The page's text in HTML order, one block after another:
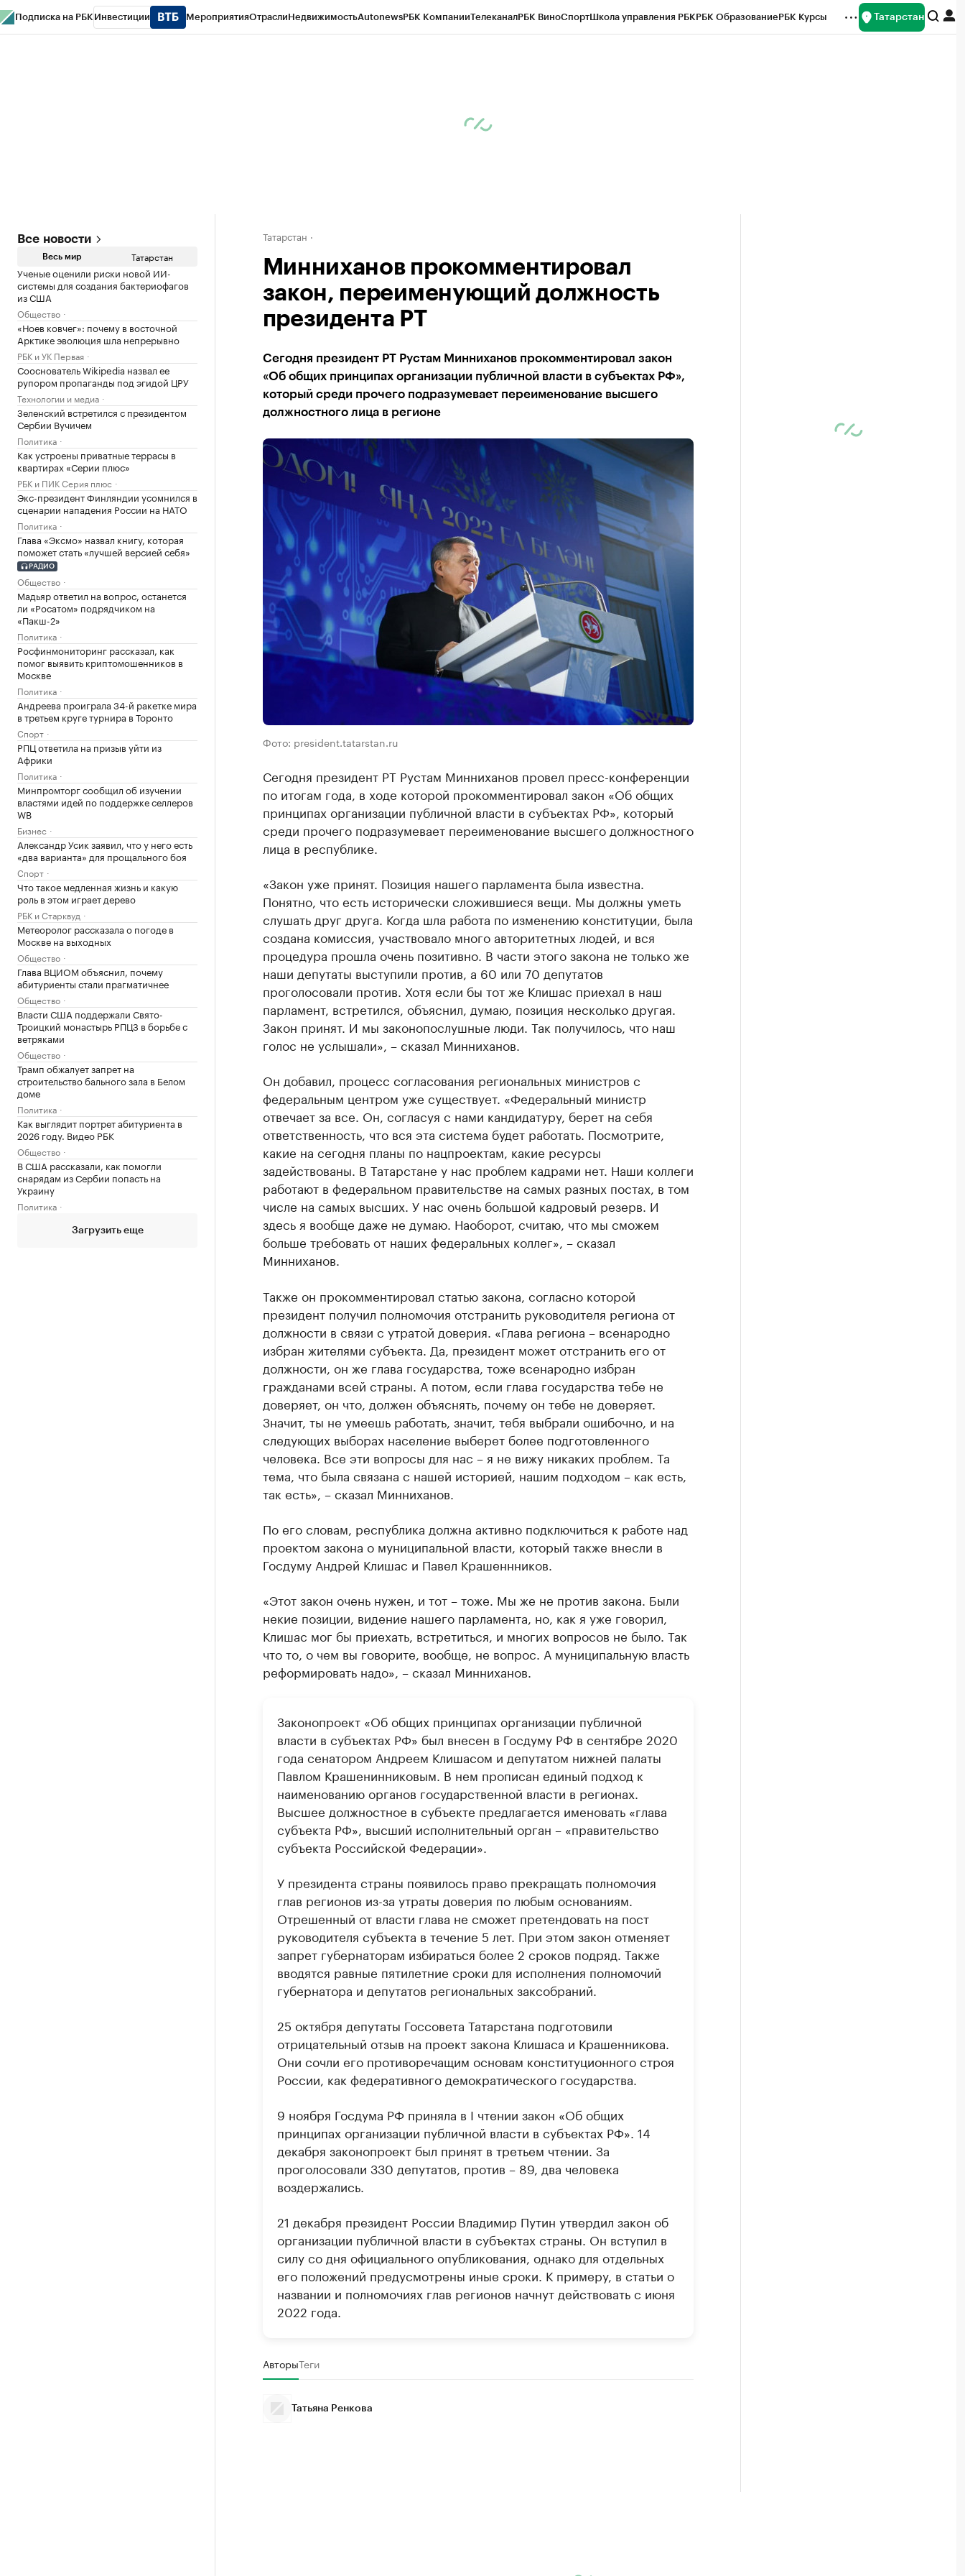
Подписка на РБК Инвестиции МероприятияОтраслиНедвижимостьAutonewsРБК КомпанииТелеканалРБК ВиноСпортШкола управления РБКРБК ОбразованиеРБК Курсы Татарстан
Все новости
Весь мир Татарстан
Ученые оценили риски новой ИИ-
системы для создания бактериофагов
из США
Общество
«Ноев ковчег»: почему в восточной
Арктике эволюция шла непрерывно
РБК и УК Первая
Сооснователь Wikipedia назвал ее
рупором пропаганды под эгидой ЦРУ
Технологии и медиа
Зеленский встретился с президентом
Сербии Вучичем
Политика
Как устроены приватные террасы в
квартирах «Серии плюс»
РБК и ПИК Серия плюс
Экс-президент Финляндии усомнился в
сценарии нападения России на НАТО
Политика
Глава «Эксмо» назвал книгу, которая
поможет стать «лучшей версией себя»
РАДИО
Общество
Мадьяр ответил на вопрос, останется
ли «Росатом» подрядчиком на
«Пакш-2»
Политика
Росфинмониторинг рассказал, как
помог выявить криптомошенников в
Москве
Политика
Андреева проиграла 34-й ракетке мира
в третьем круге турнира в Торонто
Спорт
РПЦ ответила на призыв уйти из
Африки
Политика
Минпромторг сообщил об изучении
властями идей по поддержке селлеров
WB
Бизнес
Александр Усик заявил, что у него есть
«два варианта» для прощального боя
Спорт
Что такое медленная жизнь и какую
роль в этом играет дерево
РБК и Старквуд
Метеоролог рассказала о погоде в
Москве на выходных
Общество
Глава ВЦИОМ объяснил, почему
абитуриенты стали прагматичнее
Общество
Власти США поддержали Свято-
Троицкий монастырь РПЦЗ в борьбе с
ветряками
Общество
Трамп обжалует запрет на
строительство бального зала в Белом
доме
Политика
Как выглядит портрет абитуриента в
2026 году. Видео РБК
Общество
В США рассказали, как помогли
снарядам из Сербии попасть на
Украину
Политика
Загрузить еще
Татарстан
Минниханов прокомментировал
закон, переименующий должность
президента РТ
Сегодня президент РТ Рустам Минниханов прокомментировал закон
«Об общих принципах организации публичной власти в субъектах РФ»,
который среди прочего подразумевает переименование высшего
должностного лица в регионе
Фото: president.tatarstan.ru
Сегодня президент РТ Рустам Минниханов провел пресс-конференции
по итогам года, в ходе которой прокомментировал закон «Об общих
принципах организации публичной власти в субъектах РФ», который
среди прочего подразумевает переименование высшего должностного
лица в республике.
«Закон уже принят. Позиция нашего парламента была известна.
Понятно, что есть исторически сложившиеся вещи. Мы должны уметь
слушать друг друга. Когда шла работа по изменению конституции, была
создана комиссия, участвовало много авторитетных людей, и вся
процедура прошла очень позитивно. В части этого закона не только же
наши депутаты выступили против, а 60 или 70 депутатов
проголосовали против. Хотя если бы тот же Клишас приехал в наш
парламент, встретился, объяснил, думаю, позиция несколько другая.
Закон принят. И мы законопослушные люди. Так получилось, что наш
голос не услышали», – сказал Минниханов.
Он добавил, процесс согласования региональных министров с
федеральным центром уже существует. «Федеральный министр
отвечает за все. Он, согласуя с нами кандидатуру, берет на себя
ответственность, что вся эта система будет работать. Посмотрите,
какие на сегодня планы по нацпроектам, какие ресурсы
задействованы. В Татарстане у нас проблем кадрами нет. Наши коллеги
работают в федеральном правительстве на самых разных постах, в том
числе на самых высших. У нас очень большой кадровый резерв. И
здесь я вообще даже не думаю. Наоборот, считаю, что мы сможем
больше требовать от наших федеральных коллег», – сказал
Минниханов.
Также он прокомментировал статью закона, согласно которой
президент получил полномочия отстранить руководителя региона от
должности в связи с утратой доверия. «Глава региона – всенародно
избран жителями субъекта. Да, президент может отстранить его от
должности, он же глава государства, тоже всенародно избран
гражданами всей страны. А потом, если глава государства тебе не
доверяет, он что, должен объяснять, почему он тебе не доверяет.
Значит, ты не умеешь работать, значит, тебя выбрали ошибочно, и на
следующих выборах население выберет более подготовленного
человека. Все эти вопросы для нас – я не вижу никаких проблем. Та
тема, что была связана с нашей историей, нашим подходом – как есть,
так есть», – сказал Минниханов.
По его словам, республика должна активно подключиться к работе над
проектом закона о муниципальной власти, который также внесли в
Госдуму Андрей Клишас и Павел Крашеннников.
«Этот закон очень нужен, и тот – тоже. Мы же не против закона. Были
некие позиции, видение нашего парламента, но, как я уже говорил,
Клишас мог бы приехать, встретиться, и многих вопросов не было. Так
что то, о чем вы говорите, вообще, не вопрос. А муниципальную власть
реформировать надо», – сказал Минниханов.
Законопроект «Об общих принципах организации публичной
власти в субъектах РФ» был внесен в Госдуму РФ в сентябре 2020
года сенатором Андреем Клишасом и депутатом нижней палаты
Павлом Крашенинниковым. В нем прописан единый подход к
наименованию органов государственной власти в регионах.
Высшее должностное в субъекте предлагается именовать «глава
субъекта РФ», высший исполнительный орган – «правительство
субъекта Российской Федерации».
У президента страны появилось право прекращать полномочия
глав регионов из-за утраты доверия по любым основаниям.
Отрешенный от власти глава не сможет претендовать на пост
руководителя субъекта в течение 5 лет. При этом закон отменяет
запрет губернаторам избираться более 2 сроков подряд. Также
вводятся равные пятилетние сроки для исполнения полномочий
губернатора и депутатов региональных заксобраний.
25 октября депутаты Госсовета Татарстана подготовили
отрицательный отзыв на проект закона Клишаса и Крашенникова.
Они сочли его противоречащим основам конституционного строя
России, как федеративного демократического государства.
9 ноября Госдума РФ приняла в I чтении закон «Об общих
принципах организации публичной власти в субъектах РФ». 14
декабря законопроект был принят в третьем чтении. За
проголосовали 330 депутатов, против – 89, два человека
воздержались.
21 декабря президент России Владимир Путин утвердил закон об
организации публичной власти в субъектах страны. Он вступил в
силу со дня официального опубликования, однако для отдельных
его положений предусмотрены иные сроки. К примеру, в статьи о
названии и полномочиях глав регионов начнут действовать с июня
2022 года.
АвторыТеги
Татьяна Ренкова